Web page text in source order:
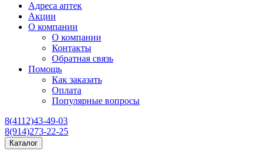
Адреса аптек
Акции
О компании
О компании
Контакты
Обратная связь
Помощь
Как заказать
Оплата
Популярные вопросы
8(4112)43-49-03
8(914)273-22-25
Каталог